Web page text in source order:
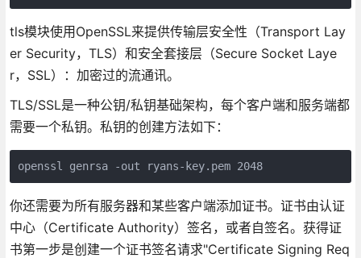
tls模块使用OpenSSL来提供传输层安全性（Transport Lay
er Security，TLS）和安全套接层（Secure Socket Laye
r，SSL）：加密过的流通讯。
TLS/SSL是一种公钥/私钥基础架构，每个客户端和服务端都
需要一个私钥。私钥的创建方法如下：
openssl genrsa -out ryans-key.pem 2048
你还需要为所有服务器和某些客户端添加证书。证书由认证
中心（Certificate Authority）签名，或者自签名。获得证
书第一步是创建一个证书签名请求"Certificate Signing Req